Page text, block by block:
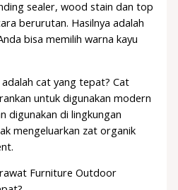
sealer, wood stain dan top
berurutan. Hasilnya adalah
bisa memilih warna kayu
cat yang tepat? Cat
untuk digunakan modern
digunakan di lingkungan
mengeluarkan zat organik